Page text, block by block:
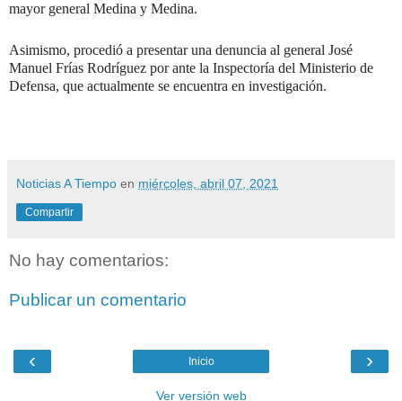
mayor general Medina y Medina.
Asimismo, procedió a presentar una denuncia al general José
Manuel Frías Rodríguez por ante la Inspectoría del Ministerio de
Defensa, que actualmente se encuentra en investigación.
Noticias A Tiempo en miércoles, abril 07, 2021
Compartir
No hay comentarios:
Publicar un comentario
‹ ›
Inicio
Ver versión web